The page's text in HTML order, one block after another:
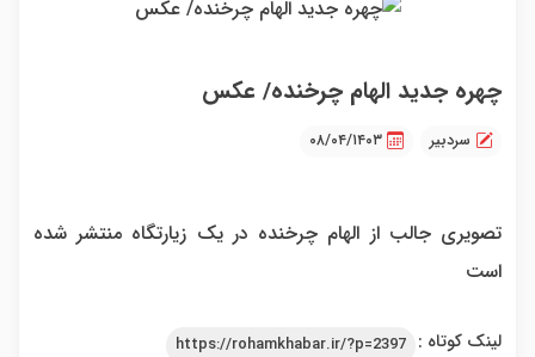
چهره جدید الهام چرخنده/ عکس
سردبیر ۰۸/۰۴/۱۴۰۳
تصویری جالب از الهام چرخنده در یک زیارتگاه منتشر شده
است‌
لینک کوتاه : https://rohamkhabar.ir/?p=2397